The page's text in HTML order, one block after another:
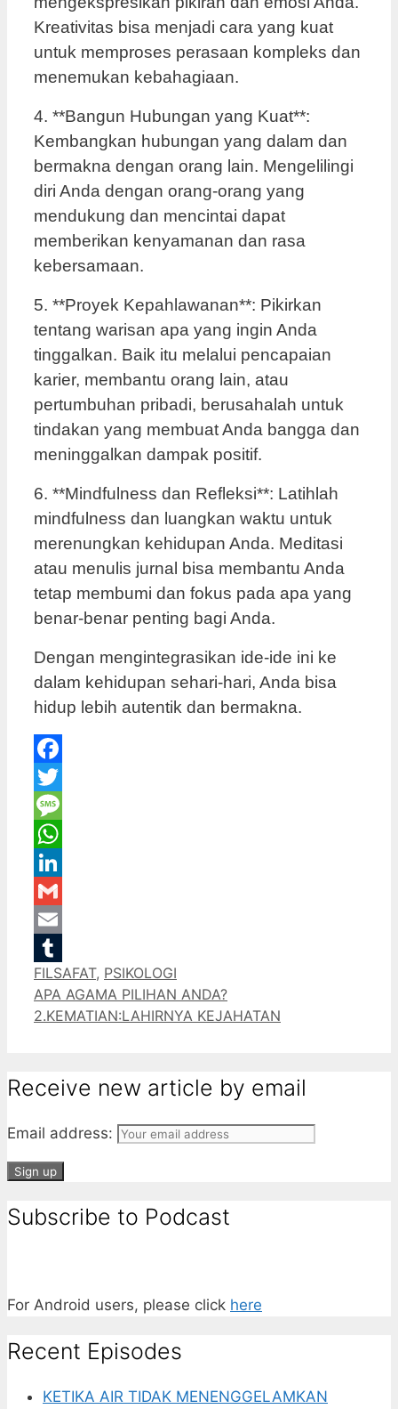
Kreativitas bisa menjadi cara yang kuat
untuk memproses perasaan kompleks dan
menemukan kebahagiaan.
4. **Bangun Hubungan yang Kuat**:
Kembangkan hubungan yang dalam dan
bermakna dengan orang lain. Mengelilingi
diri Anda dengan orang-orang yang
mendukung dan mencintai dapat
memberikan kenyamanan dan rasa
kebersamaan.
5. **Proyek Kepahlawanan**: Pikirkan
tentang warisan apa yang ingin Anda
tinggalkan. Baik itu melalui pencapaian
karier, membantu orang lain, atau
pertumbuhan pribadi, berusahalah untuk
tindakan yang membuat Anda bangga dan
meninggalkan dampak positif.
6. **Mindfulness dan Refleksi**: Latihlah
mindfulness dan luangkan waktu untuk
merenungkan kehidupan Anda. Meditasi
atau menulis jurnal bisa membantu Anda
tetap membumi dan fokus pada apa yang
benar-benar penting bagi Anda.
Dengan mengintegrasikan ide-ide ini ke
dalam kehidupan sehari-hari, Anda bisa
hidup lebih autentik dan bermakna.
Facebook
Twitter
Message
WhatsApp
LinkedIn
Gmail
Email
Tumblr
Categories
FILSAFAT, PSIKOLOGI
APA AGAMA PILIHAN ANDA?
2.KEMATIAN:LAHIRNYA KEJAHATAN
Receive new article by email
Email address:
Subscribe to Podcast
For Android users, please click here
Recent Episodes
KETIKA AIR TIDAK MENENGGELAMKAN